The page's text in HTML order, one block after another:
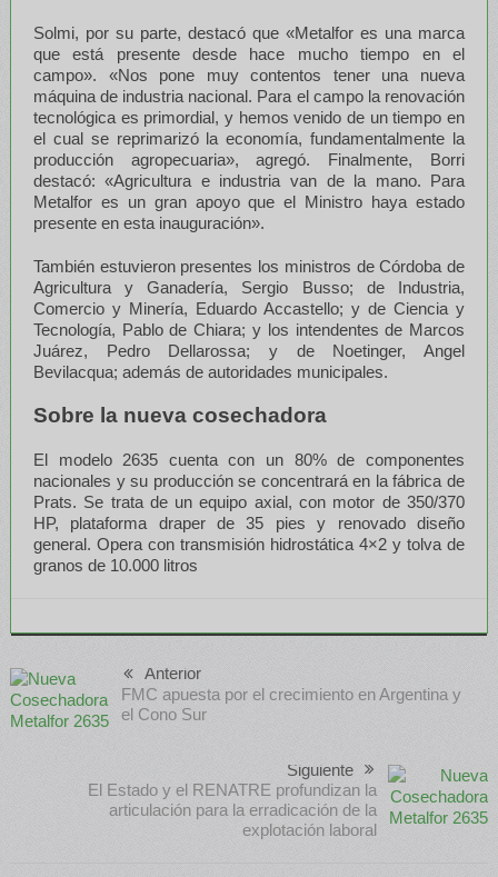
Solmi, por su parte, destacó que «Metalfor es una marca
que está presente desde hace mucho tiempo en el
campo». «Nos pone muy contentos tener una nueva
máquina de industria nacional. Para el campo la renovación
tecnológica es primordial, y hemos venido de un tiempo en
el cual se reprimarizó la economía, fundamentalmente la
producción agropecuaria», agregó. Finalmente, Borri
destacó: «Agricultura e industria van de la mano. Para
Metalfor es un gran apoyo que el Ministro haya estado
presente en esta inauguración».
También estuvieron presentes los ministros de Córdoba de
Agricultura y Ganadería, Sergio Busso; de Industria,
Comercio y Minería, Eduardo Accastello; y de Ciencia y
Tecnología, Pablo de Chiara; y los intendentes de Marcos
Juárez, Pedro Dellarossa; y de Noetinger, Angel
Bevilacqua; además de autoridades municipales.
Sobre la nueva cosechadora
El modelo 2635 cuenta con un 80% de componentes
nacionales y su producción se concentrará en la fábrica de
Prats. Se trata de un equipo axial, con motor de 350/370
HP, plataforma draper de 35 pies y renovado diseño
general. Opera con transmisión hidrostática 4×2 y tolva de
granos de 10.000 litros
Anterior
FMC apuesta por el crecimiento en Argentina y
el Cono Sur
Siguiente
El Estado y el RENATRE profundizan la
articulación para la erradicación de la
explotación laboral